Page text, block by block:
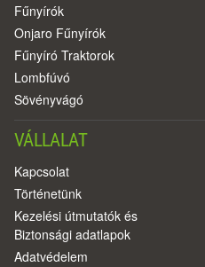
Fűnyírók
Onjaro Fűnyírók
Fűnyíró Traktorok
Lombfúvó
Sövényvágó
VÁLLALAT
Kapcsolat
Történetünk
Kezelési útmutatók és
Biztonsági adatlapok
Adatvédelem